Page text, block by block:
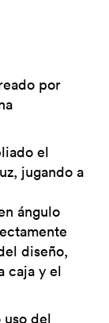
por
el
jugando a
ángulo
diseño,
caja y el
uso del